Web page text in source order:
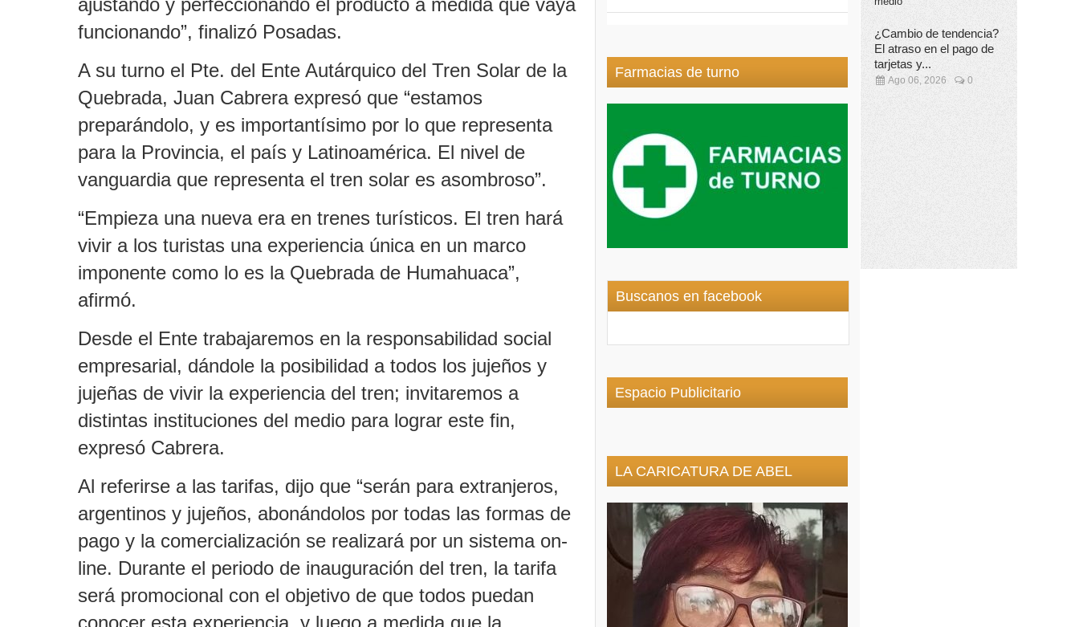
ajustando y perfeccionando el producto a medida que vaya
funcionando”, finalizó Posadas.
A su turno el Pte. del Ente Autárquico del Tren Solar de la
Quebrada, Juan Cabrera expresó que “estamos
preparándolo, y es importantísimo por lo que representa
para la Provincia, el país y Latinoamérica. El nivel de
vanguardia que representa el tren solar es asombroso”.
“Empieza una nueva era en trenes turísticos. El tren hará
vivir a los turistas una experiencia única en un marco
imponente como lo es la Quebrada de Humahuaca”,
afirmó.
Desde el Ente trabajaremos en la responsabilidad social
empresarial, dándole la posibilidad a todos los jujeños y
jujeñas de vivir la experiencia del tren; invitaremos a
distintas instituciones del medio para lograr este fin,
expresó Cabrera.
Al referirse a las tarifas, dijo que “serán para extranjeros,
argentinos y jujeños, abonándolos por todas las formas de
pago y la comercialización se realizará por un sistema on-
line. Durante el periodo de inauguración del tren, la tarifa
será promocional con el objetivo de que todos puedan
conocer esta experiencia, y luego a medida que la
Farmacias de turno
Buscanos en facebook
Espacio Publicitario
LA CARICATURA DE ABEL
¿Cambio de tendencia?
El atraso en el pago de
tarjetas y...
Ago 06, 2026 0